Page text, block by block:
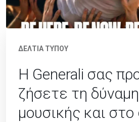
ΔΕΛΤΙΑ ΤΥΠΟΥ
Η Generali σας
ζήσετε τη
μουσικής και στο